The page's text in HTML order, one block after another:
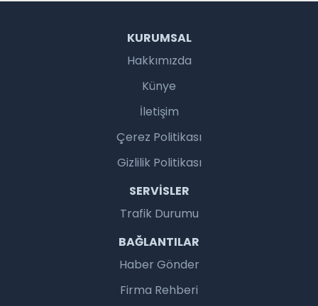
KURUMSAL
Hakkımızda
Künye
İletişim
Çerez Politikası
Gizlilik Politikası
SERVISLER
Trafik Durumu
BAĞLANTILAR
Haber Gönder
Firma Rehberi